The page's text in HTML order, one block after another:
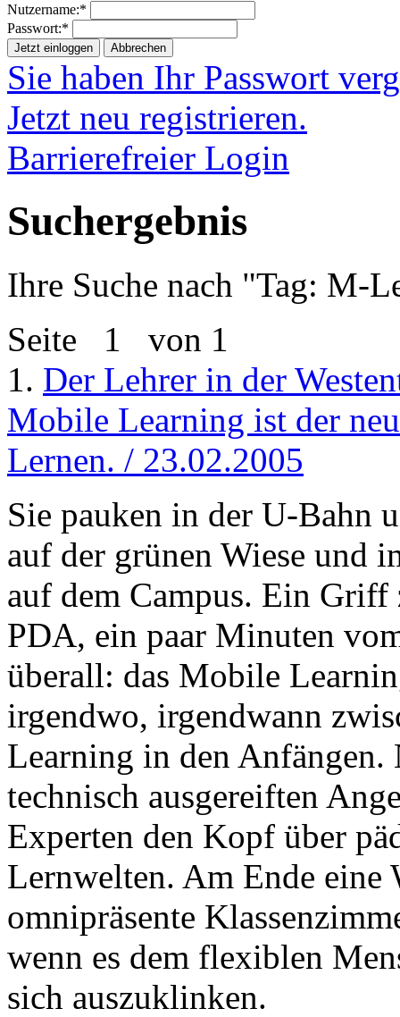
Nutzername:*
Passwort:*
Jetzt einloggen Abbrechen
Sie haben Ihr Passwort
Jetzt neu registrieren.
Barrierefreier Login
Suchergebnis
Ihre Suche nach "Tag: M-
Seite 1 von 1
1. Der Lehrer in der
Mobile Learning ist der
Lernen. / 23.02.2005
Sie pauken in der U-Bahn
auf der grünen Wiese und
auf dem Campus. Ein
PDA, ein paar Minuten
überall: das Mobile
irgendwo, irgendwann
Learning in den
technisch ausgereiften
Experten den Kopf über
Lernwelten. Am Ende eine
omnipräsente
wenn es dem flexiblen
sich auszuklinken.